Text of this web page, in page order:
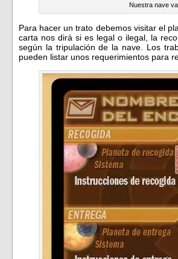
Nuestra nave
Para hacer un trato debemos visitar el
carta nos dirá si es legal o ilegal, la
según la tripulación de la nave. Los
pueden listar unos requerimientos para